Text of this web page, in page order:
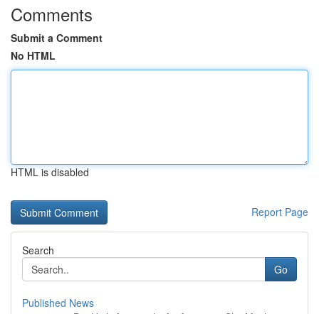
Comments
Submit a Comment
No HTML
HTML is disabled
Report Page
Search
Go
Published News